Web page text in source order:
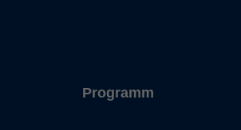
Programm